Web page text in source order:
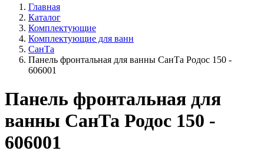
Главная
Каталог
Комплектующие
Комплектующие для ванн
СанТа
Панель фронтальная для ванны СанТа Родос 150 -
606001
Панель фронтальная для
ванны СанТа Родос 150 -
606001